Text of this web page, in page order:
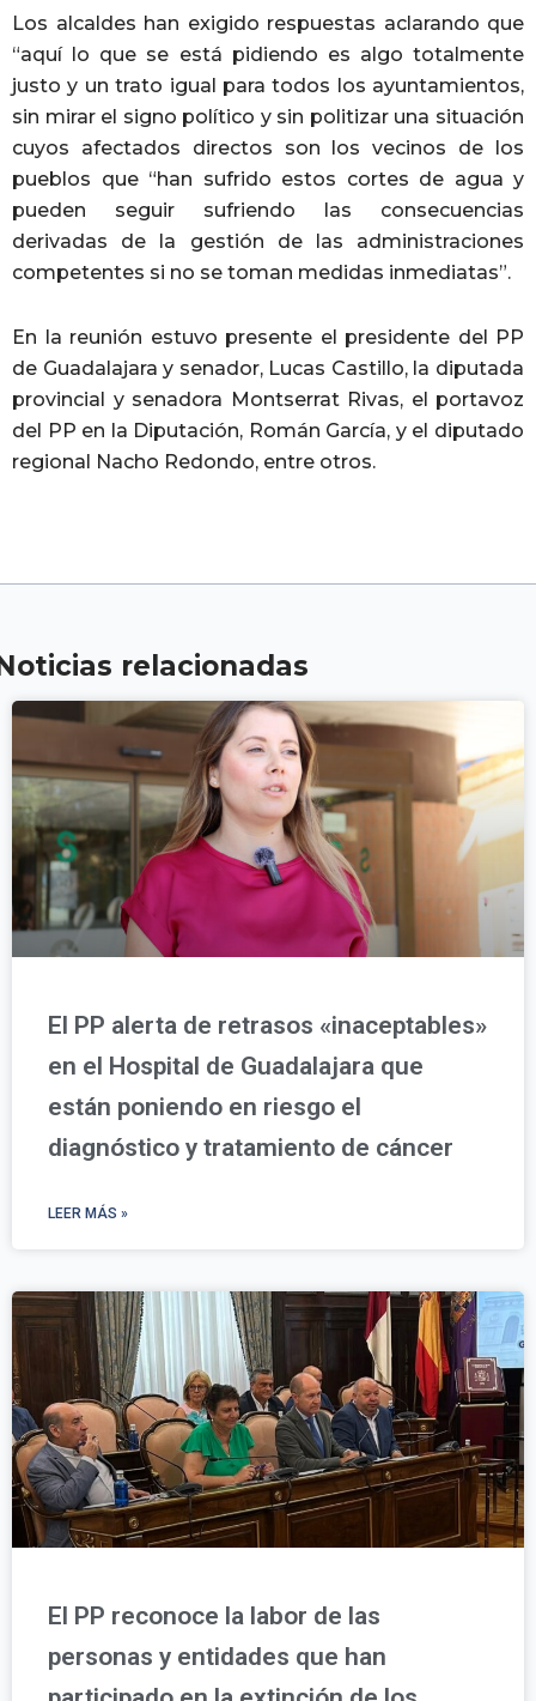
Los alcaldes han exigido respuestas aclarando que
“aquí lo que se está pidiendo es algo totalmente
justo y un trato igual para todos los ayuntamientos,
sin mirar el signo político y sin politizar una situación
cuyos afectados directos son los vecinos de los
pueblos que “han sufrido estos cortes de agua y
pueden seguir sufriendo las consecuencias
derivadas de la gestión de las administraciones
competentes si no se toman medidas inmediatas”.
En la reunión estuvo presente el presidente del PP
de Guadalajara y senador, Lucas Castillo, la diputada
provincial y senadora Montserrat Rivas, el portavoz
del PP en la Diputación, Román García, y el diputado
regional Nacho Redondo, entre otros.
relacionadas
El PP alerta de retrasos «inaceptables»
en el Hospital de Guadalajara que
están poniendo en riesgo el
diagnóstico y tratamiento de cáncer
LEER MÁS »
El PP reconoce la labor de las
personas y entidades que han